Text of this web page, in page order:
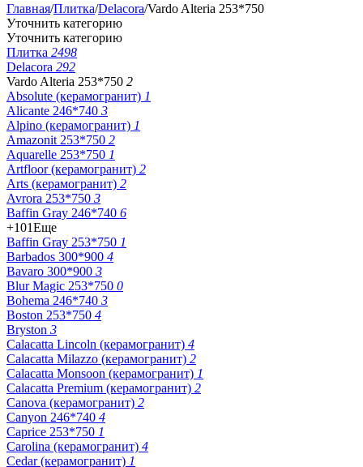
Главная/Плитка/Delacora/Vardo Alteria 253*750
Уточнить категорию
Уточнить категорию
Плитка 2498
Delacora 292
Vardo Alteria 253*750 2
Absolute (керамогранит) 1
Alicante 246*740 3
Alpino (керамогранит) 1
Amazonit 253*750 2
Aquarelle 253*750 1
Artfloor (керамогранит) 2
Arts (керамогранит) 2
Avrora 253*750 3
Baffin Gray 246*740 6
+101Еще
Baffin Gray 253*750 1
Barbados 300*900 4
Bavaro 300*900 3
Blur Magic 253*750 0
Bohema 246*740 3
Boston 253*750 4
Bryston 3
Calacatta Lincoln (керамогранит) 4
Calacatta Milazzo (керамогранит) 2
Calacatta Monsoon (керамогранит) 1
Calacatta Premium (керамогранит) 2
Canova (керамогранит) 2
Canyon 246*740 4
Caprice 253*750 1
Carolina (керамогранит) 4
Cedar (керамогранит) 1